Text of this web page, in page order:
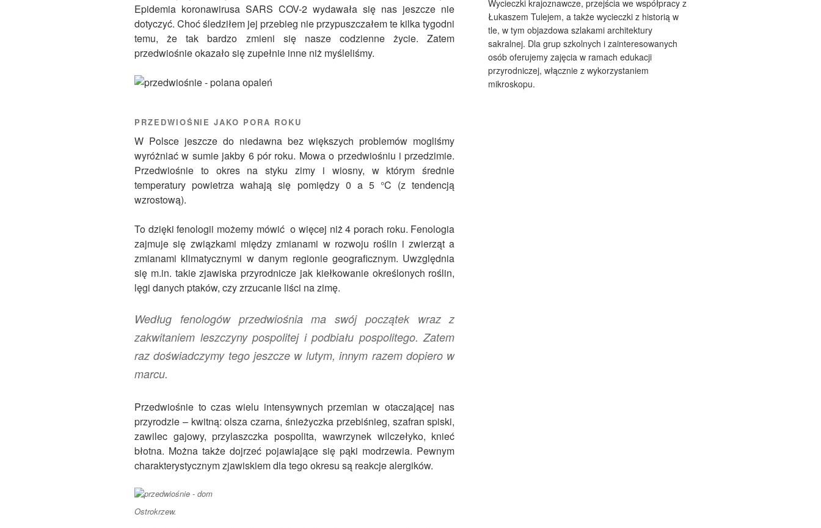
Epidemia koronawirusa SARS COV-2 wydawała się nas jeszcze nie
dotyczyć. Choć śledziłem jej przebieg nie przypuszczałem te kilka tygodni
temu, że tak bardzo zmieni się nasze codzienne życie. Zatem
przedwiośnie okazało się zupełnie inne niż myśleliśmy.
PRZEDWIOŚNIE JAKO PORA ROKU
W Polsce jeszcze do niedawna bez większych problemów mogliśmy
wyróżniać w sumie jakby 6 pór roku. Mowa o przedwiośniu i przedzimie.
Przedwiośnie to okres na styku zimy i wiosny, w którym średnie
temperatury powietrza wahają się pomiędzy 0 a 5 °C (z tendencją
wzrostową).
To dzięki fenologii możemy mówić o więcej niż 4 porach roku. Fenologia
zajmuje się związkami między zmianami w rozwoju roślin i zwierząt a
zmianami klimatycznymi w danym regionie geograficznym. Uwzględnia
się m.in. takie zjawiska przyrodnicze jak kiełkowanie określonych roślin,
lęgi danych ptaków, czy zrzucanie liści na zimę.
Według fenologów przedwiośnia ma swój początek wraz z
zakwitaniem leszczyny pospolitej i podbiału pospolitego. Zatem
raz doświadczymy tego jeszcze w lutym, innym razem dopiero w
marcu.
Przedwiośnie to czas wielu intensywnych przemian w otaczającej nas
przyrodzie – kwitną: olsza czarna, śnieżyczka przebiśnieg, szafran spiski,
zawilec gajowy, przylaszczka pospolita, wawrzynek wilczełyko, knieć
błotna. Można także dojrzeć pojawiające się pąki modrzewia. Pewnym
charakterystycznym zjawiskiem dla tego okresu są reakcje alergików.
Ostrokrzew.
Wycieczki krajoznawcze, przejścia we współpracy z
Łukaszem Tulejem, a także wycieczki z historią w
tle, w tym objazdowa szlakami architektury
sakralnej. Dla grup szkolnych i zainteresowanych
osób oferujemy zajęcia w ramach edukacji
przyrodniczej, włącznie z wykorzystaniem
mikroskopu.